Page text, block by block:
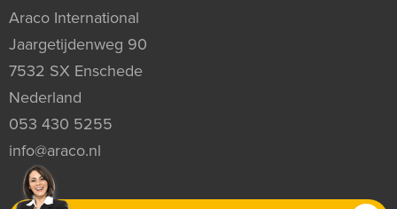
Araco International
Jaargetijdenweg 90
7532 SX Enschede
Nederland
053 430 5255
info@araco.nl